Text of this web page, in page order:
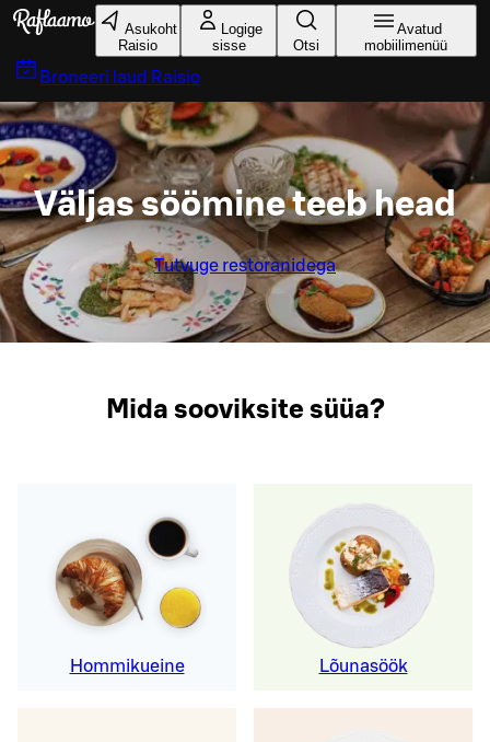
Liigu peamise sisu juurde
Asukoht
Raisio
Logige
sisse
Otsi
Avatud
mobiilimenüü
Broneeri laud Raisio
Väljas söömine teeb head
Tutvuge restoranidega
Mida sooviksite süüa?
Hommikueine Lõunasöök